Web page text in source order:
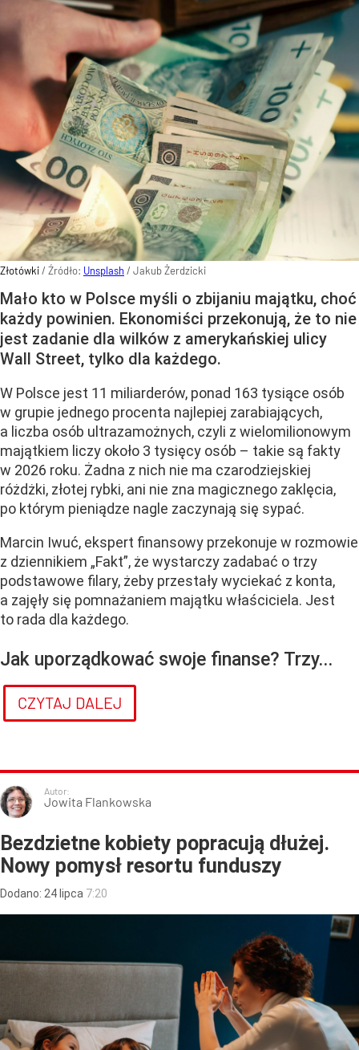
Złotówki/ Źródło: Unsplash / Jakub Żerdzicki
Mało kto w Polsce myśli o zbijaniu majątku, choć
każdy powinien. Ekonomiści przekonują, że to nie
jest zadanie dla wilków z amerykańskiej ulicy
Wall Street, tylko dla każdego.
W Polsce jest 11 miliarderów, ponad 163 tysiące osób
w grupie jednego procenta najlepiej zarabiających,
a liczba osób ultrazamożnych, czyli z wielomilionowym
majątkiem liczy około 3 tysięcy osób – takie są fakty
w 2026 roku. Żadna z nich nie ma czarodziejskiej
różdżki, złotej rybki, ani nie zna magicznego zaklęcia,
po którym pieniądze nagle zaczynają się sypać.
Marcin Iwuć, ekspert finansowy przekonuje w rozmowie
z dziennikiem „Fakt”, że wystarczy zadabać o trzy
podstawowe filary, żeby przestały wyciekać z konta,
a zajęły się pomnażaniem majątku właściciela. Jest
to rada dla każdego.
Jak uporządkować swoje finanse? Trzy...
CZYTAJ DALEJ
Autor:
Jowita Flankowska
Bezdzietne kobiety popracują dłużej.
Nowy pomysł resortu funduszy
Dodano: 24 lipca 7:20